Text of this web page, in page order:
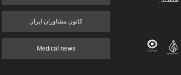
کانون مشاوران ایران
Medical news